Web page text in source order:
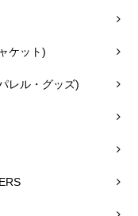
ケット)
レル・グッズ)